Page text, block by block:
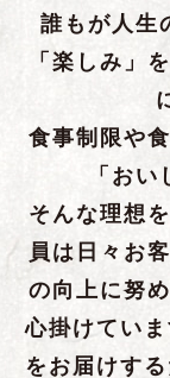
誰もが人生
「楽しみ」
食事制限や
「お
そんな理想
員は日々お
の向上に努
心掛けてい
をお届けす